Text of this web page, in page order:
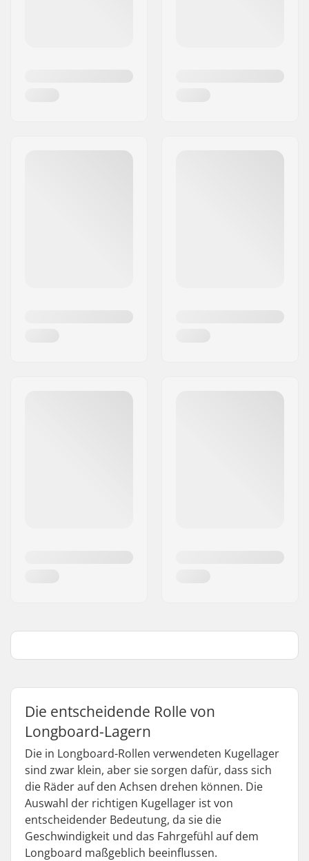
Die entscheidende Rolle von
Longboard-Lagern
Die in Longboard-Rollen verwendeten Kugellager
sind zwar klein, aber sie sorgen dafür, dass sich
die Räder auf den Achsen drehen können. Die
Auswahl der richtigen Kugellager ist von
entscheidender Bedeutung, da sie die
Geschwindigkeit und das Fahrgefühl auf dem
Longboard maßgeblich beeinflussen.